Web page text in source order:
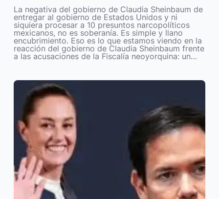
La negativa del gobierno de Claudia Sheinbaum de
entregar al gobierno de Estados Unidos y ni
siquiera procesar a 10 presuntos narcopolíticos
mexicanos, no es soberanía. Es simple y llano
encubrimiento. Eso es lo que estamos viendo en la
reacción del gobierno de Claudia Sheinbaum frente
a las acusaciones de la Fiscalía neoyorquina: un…